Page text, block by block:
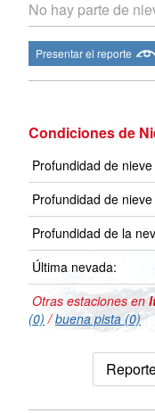
No hay parte de
Presentar el reporte
Condiciones de
Profundidad de
Profundidad de
Profundidad de la
Última nevada:
Otras estaciones en
(0) /buena pista (0)